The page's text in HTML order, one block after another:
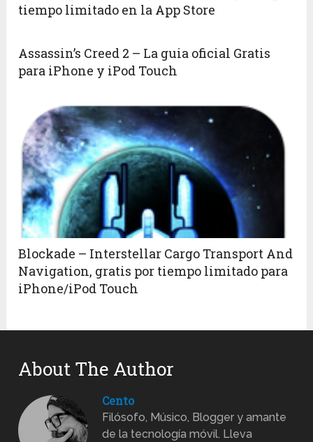
tiempo limitado en la App Store
Assassin’s Creed 2 – La guia oficial Gratis
para iPhone y iPod Touch
Blockade – Interstellar Cargo Transport And
Navigation, gratis por tiempo limitado para
iPhone/iPod Touch
About The Author
Cento
Filósofo, Músico, Blogger y amante
de la tecnología móvil. Lleva